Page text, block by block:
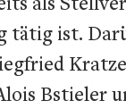
ist.
Bstieler